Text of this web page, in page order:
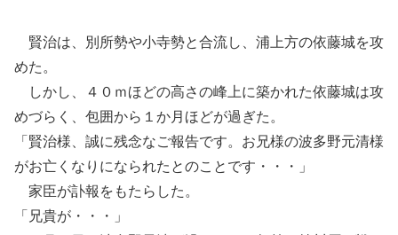
賢治は、別所勢や小寺勢と合流し、浦上方の依藤城を攻
めた。
しかし、４０ｍほどの高さの峰上に築かれた依藤城は攻
めづらく、包囲から１か月ほどが過ぎた。
「賢治様、誠に残念なご報告です。お兄様の波多野元清様
がお亡くなりになられたとのことです・・・」
家臣が訃報をもたらした。
「兄貴が・・・」